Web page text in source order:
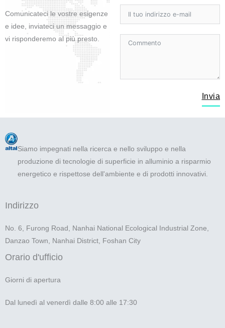
Comunicateci le vostre esigenze
e idee, inviateci un messaggio e
vi risponderemo al più presto.
Invia
Siamo impegnati nella ricerca e nello sviluppo e nella
produzione di tecnologie di superficie in alluminio a risparmio
energetico e rispettose dell'ambiente e di prodotti innovativi.
Indirizzo
No. 6, Furong Road, Nanhai National Ecological Industrial Zone,
Danzao Town, Nanhai District, Foshan City
Orario d'ufficio
Giorni di apertura
Dal lunedì al venerdì dalle 8:00 alle 17:30